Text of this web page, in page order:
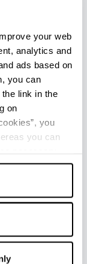
your web
analytics and
ads based on
you can
link in the
on
you
you can
for the